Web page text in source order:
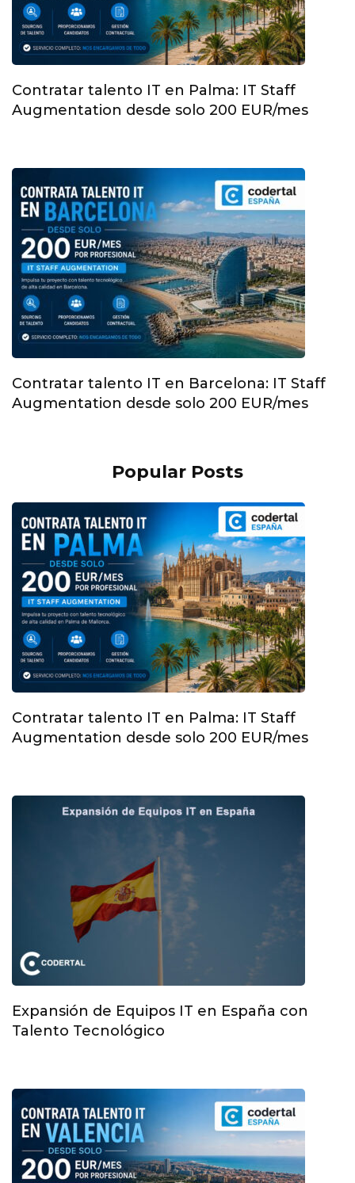
Contratar talento IT en Palma: IT Staff
Augmentation desde solo 200 EUR/mes
Contratar talento IT en Barcelona: IT Staff
Augmentation desde solo 200 EUR/mes
Popular Posts
Contratar talento IT en Palma: IT Staff
Augmentation desde solo 200 EUR/mes
Expansión de Equipos IT en España con
Talento Tecnológico